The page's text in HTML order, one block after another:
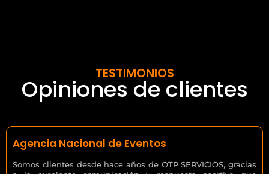
TESTIMONIOS
Opiniones de clientes
Agencia Nacional de Eventos
Somos clientes desde hace años de OTP SERVICIOS, gracias